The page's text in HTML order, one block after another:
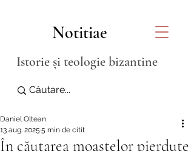
Notitiae
Istorie și teologie bizantine
În căutarea moaștelor pierdute
Daniel Oltean
13 aug. 2025 5 min de citit